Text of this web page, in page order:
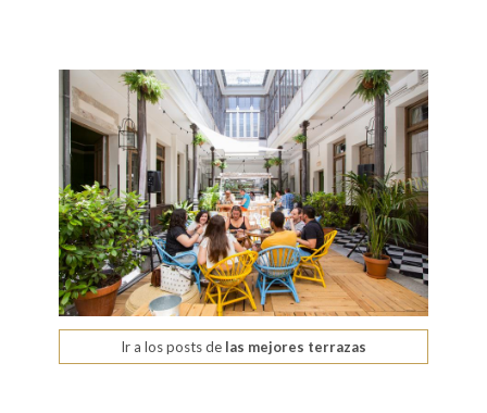
Ir a los posts de las mejores terrazas